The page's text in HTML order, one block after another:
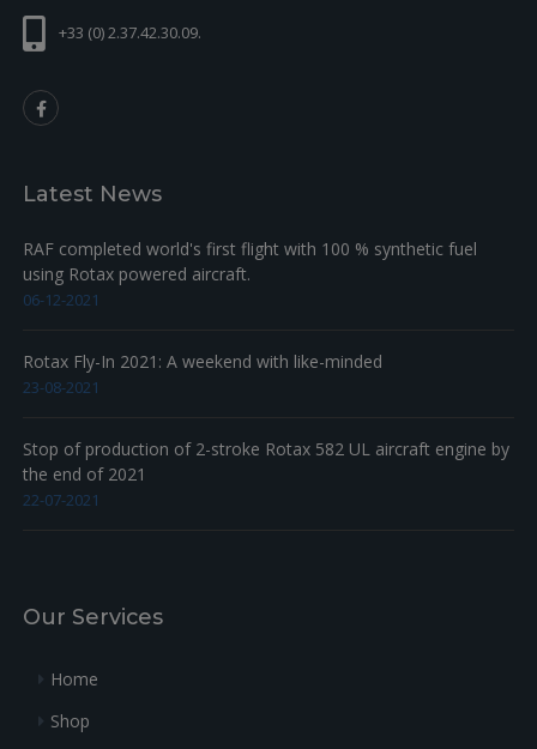
+33 (0) 2.37.42.30.09.
Latest News
RAF completed world's first flight with 100 % synthetic fuel
using Rotax powered aircraft.
06-12-2021
Rotax Fly-In 2021: A weekend with like-minded
23-08-2021
Stop of production of 2-stroke Rotax 582 UL aircraft engine by
the end of 2021
22-07-2021
Our Services
Home
Shop